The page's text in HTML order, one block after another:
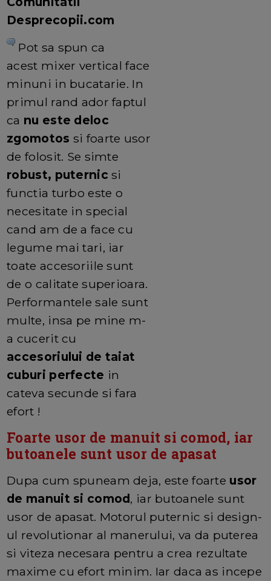
Desprecopii.com
Pot sa spun ca
acest mixer vertical face
minuni in bucatarie. In
primul rand ador faptul
ca nu este deloc
zgomotos si foarte usor
de folosit. Se simte
robust, puternic si
functia turbo este o
necesitate in special
cand am de a face cu
legume mai tari, iar
toate accesoriile sunt
de o calitate superioara.
Performantele sale sunt
multe, insa pe mine m-
a cucerit cu
accesoriului de taiat
cuburi perfecte in
cateva secunde si fara
efort !
Foarte usor de manuit si comod, iar
butoanele sunt usor de apasat
Dupa cum spuneam deja, este foarte usor
de manuit si comod, iar butoanele sunt
usor de apasat. Motorul puternic si design-
ul revolutionar al manerului, va da puterea
si viteza necesara pentru a crea rezultate
maxime cu efort minim. Iar daca as incepe